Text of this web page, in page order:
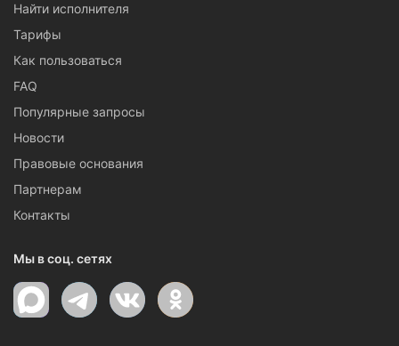
Найти исполнителя
Тарифы
Как пользоваться
FAQ
Популярные запросы
Новости
Правовые основания
Партнерам
Контакты
Мы в соц. сетях